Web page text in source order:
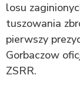
losu
tuszowania
pierwszy
Gorbaczow
ZSRR.